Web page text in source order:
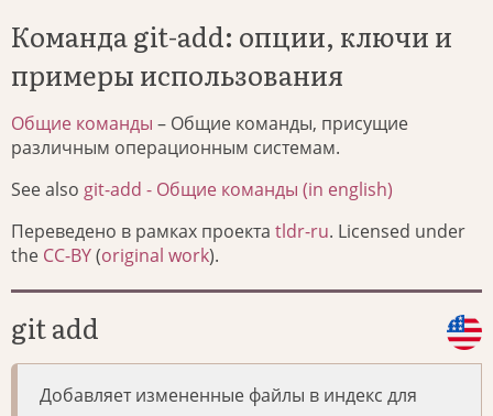
Команда git-add: опции, ключи и
примеры использования
Общие команды – Общие команды, присущие
различным операционным системам.
See also git-add - Общие команды (in english)
Переведено в рамках проекта tldr-ru. Licensed under
the CC-BY(original work).
git add
Добавляет измененные файлы в индекс для